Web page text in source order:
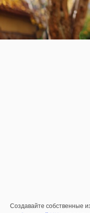
Создавайте собственные